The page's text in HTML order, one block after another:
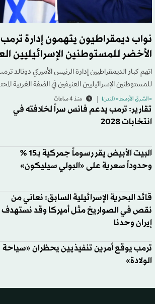
نواب ديمقراطيون يتهمون إدارة
الأخضر للمستوطنين الإسرائيليين
اتهم كبار الديمقراطيين إدارة الرئيس الأميركي دونالد
للمستوطنين الإسرائيليين العنيفين في الضفة الغربية
«الشرق الأوسط» (لندن) منذ 4 ساعات
تقارير: ترمب يدعم فانس سراً لخلافته في
انتخابات 2028
البيت الأبيض يقر رسوماً جمركية بـ15 %
وحدوداً سعرية على «البولي سيليكون»
قائد البحرية الإسرائيلية السابق: نعاني من
نقص في الصواريخ مثل أميركا وقد نستهدف
إيران وحدنا
ترمب يوقع أمرين تنفيذيين يحظران «سياحة
الولادة»